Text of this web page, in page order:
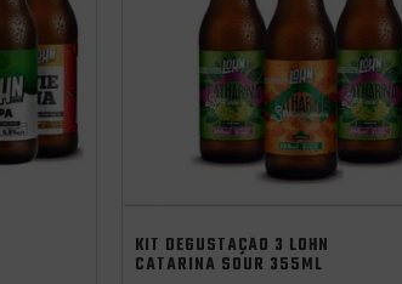
KIT DEGUSTAÇÃO 3 LOHN
CATARINA SOUR 355ML